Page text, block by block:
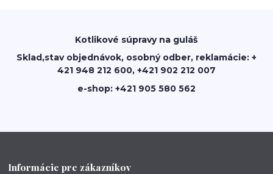
Kotlikové súpravy na guláš
Sklad,stav objednávok, osobný odber, reklamácie: +
421 948 212 600, +421 902 212 007
e-shop: +421 905 580 562
Informácie pre zákazníkov